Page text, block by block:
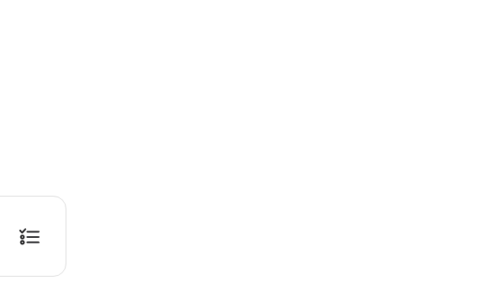
함께 식사를 공유합니다. * 소요시간 : 150분 (옵션에 따라 소요 시간이 다를 수 있으니, 예약 시 확